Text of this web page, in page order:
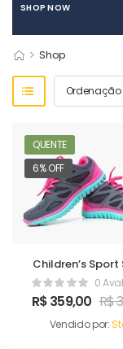
SHOP NOW
> Shop
QUENTE
6% OFF
Children’s Sport
0
R$359,00 R$
Vendido por: